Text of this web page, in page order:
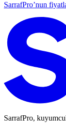
SarrafPro’nun
SarrafPro,